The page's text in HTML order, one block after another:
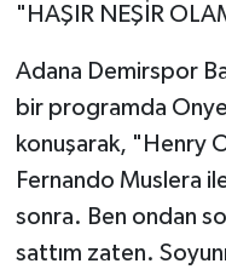
"HAŞIR NEŞİR
Adana Demirspor
bir programda
konuşarak, "Henry
Fernando Muslera
sonra. Ben ondan
sattım zaten.